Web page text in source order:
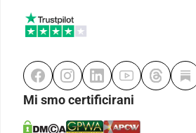
Mi smo certificirani